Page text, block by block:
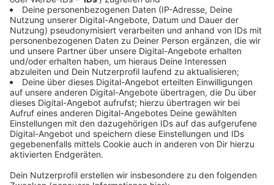
bekommen. Der 19-jährige wird aber zunächst bis zum
Sommer wieder an Toulouse ausgeliehen und dann zur
Vorbereitung auf die nächste Saison wieder zur
Fohlen-Elf stoßen. Gestern hat Koné laut Verein die
sportmedizinischen Untersuchungen absolviert und
den Vertrag unterschrieben. Der 19-jährige sei ein
hochinteressanter Spieler, den man schon länger
beobachtet habe, sagt der VfL. Er sei ein großes
Talent, viele Topklubs in Europa hätten sich um Koné
bemüht. Man sei froh, dass er sich für
Mönchengladbach entschieden habe. Koné ist bereits
der vierte Spieler im Borussia-Kader mit französischer